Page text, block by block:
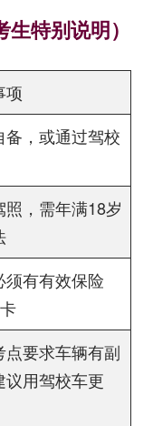
特别说明）
项
备，或通过驾校
照，需年满18岁
须有有效保险
点要求车辆有副
议用驾校车更